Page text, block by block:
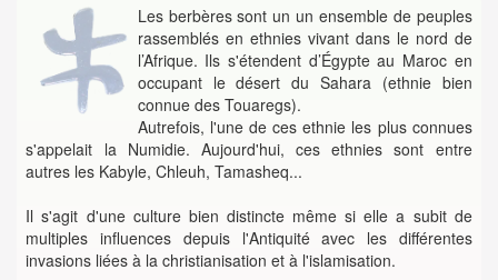
Les berbères sont un un ensemble de peuples
rassemblés en ethnies vivant dans le nord de
l’Afrique. Ils s'étendent d’Égypte au Maroc en
occupant le désert du Sahara (ethnie bien
connue des Touaregs).
Autrefois, l'une de ces ethnie les plus connues
s'appelait la Numidie. Aujourd'hui, ces ethnies sont entre
autres les Kabyle, Chleuh, Tamasheq...
Il s'agit d'une culture bien distincte même si elle a subit de
multiples influences depuis l'Antiquité avec les différentes
invasions liées à la christianisation et à l'islamisation.